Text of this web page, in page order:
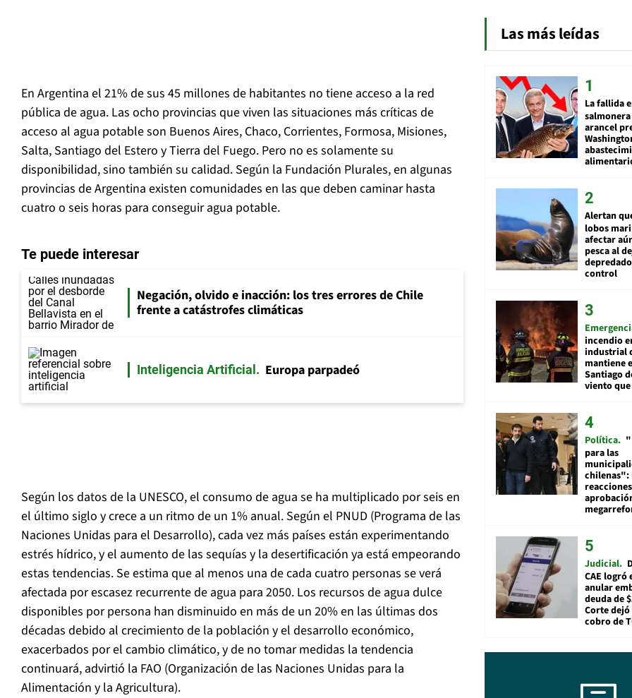
En Argentina el 21% de sus 45 millones de habitantes no tiene acceso a la red
pública de agua. Las ocho provincias que viven las situaciones más críticas de
acceso al agua potable son Buenos Aires, Chaco, Corrientes, Formosa, Misiones,
Salta, Santiago del Estero y Tierra del Fuego. Pero no es solamente su
disponibilidad, sino también su calidad. Según la Fundación Plurales, en algunas
provincias de Argentina existen comunidades en las que deben caminar hasta
cuatro o seis horas para conseguir agua potable.
Te puede interesar
Negación, olvido e inacción: los tres errores de Chile
frente a catástrofes climáticas
Inteligencia Artificial Europa parpadeó
Según los datos de la UNESCO, el consumo de agua se ha multiplicado por seis en
el último siglo y crece a un ritmo de un 1% anual. Según el PNUD (Programa de las
Naciones Unidas para el Desarrollo), cada vez más países están experimentando
estrés hídrico, y el aumento de las sequías y la desertificación ya está empeorando
estas tendencias. Se estima que al menos una de cada cuatro personas se verá
afectada por escasez recurrente de agua para 2050. Los recursos de agua dulce
disponibles por persona han disminuido en más de un 20% en las últimas dos
décadas debido al crecimiento de la población y el desarrollo económico,
exacerbados por el cambio climático, y de no tomar medidas la tendencia
continuará, advirtió la FAO (Organización de las Naciones Unidas para la
Alimentación y la Agricultura).
Las más leídas
La fallida
arancel
Alertan
lobos
afectar
pesca al
control
incendio
industrial
mantiene
Santiago
viento que
Política
para las
chilenas":
Judicial
CAE logró
anular
deuda de
Corte
cobro de